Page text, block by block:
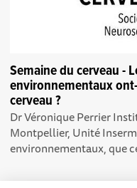
Semaine du cerveau -
environnementaux
cerveau ?
Dr Véronique Perrier
Montpellier, Unité
environnementaux, que